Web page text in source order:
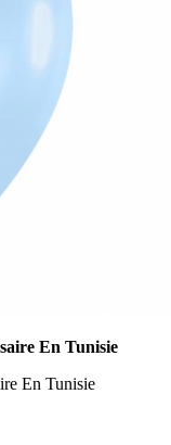
En Tunisie
En Tunisie